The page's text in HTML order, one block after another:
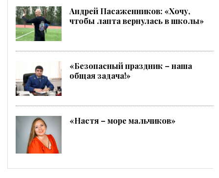
Андрей Пасаженников: «Хочу,
чтобы лапта вернулась в школы»
«Безопасный праздник – наша
общая задача!»
«Настя – море мальчиков»